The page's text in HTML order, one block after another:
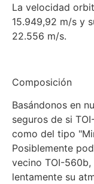
La velocidad
15.949,92 m/s y
22.556 m/s.
Composición
Basándonos en
seguros de si
como del tipo
Posiblemente
vecino TOI-
lentamente su